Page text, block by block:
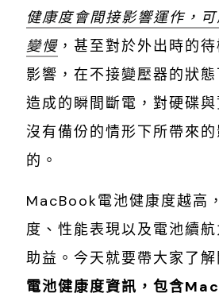
健康度會間接影響運作，
變慢 ，甚至對於外出時的
影響，在不接變壓器的狀
造成的瞬間斷電，對硬碟
沒有備份的情形下所帶來
的。
MacBook電池健康度越高
度、性能表現以及電池續
助益。今天就要帶大家了
電池健康度資訊，包含